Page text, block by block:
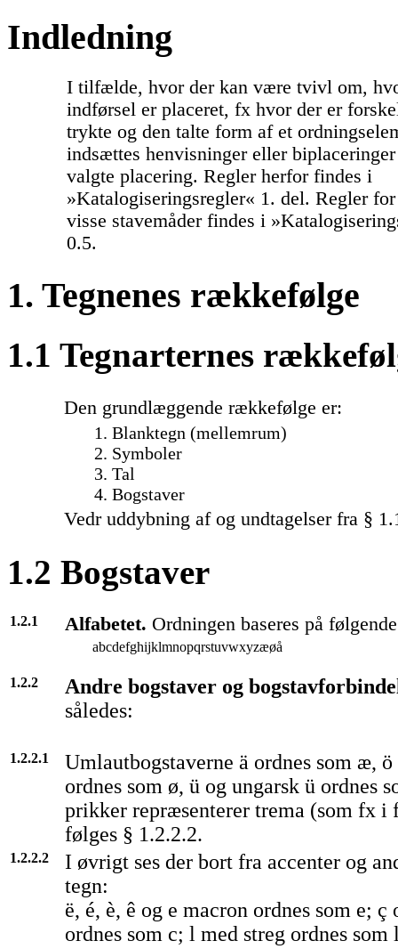
Indledning
I tilfælde, hvor der kan være tvivl om,
indførsel er placeret, fx hvor der er
trykte og den talte form af et
indsættes henvisninger eller
valgte placering. Regler herfor findes i
»Katalogiseringsregler« 1. del. Regler
visse stavemåder findes i
0.5.
1. Tegnenes rækkefølge
1.1 Tegnarternes
Den grundlæggende rækkefølge er:
1. Blanktegn (mellemrum)
2. Symboler
3. Tal
4. Bogstaver
Vedr uddybning af og undtagelser fra §
1.2 Bogstaver
1.2.1 Alfabetet. Ordningen baseres på
abcdefghijklmnopqrstuvwxyzæøå
1.2.2
Andre bogstaver og
således:
1.2.2.1
Umlautbogstaverne ä ordnes som æ,
ordnes som ø, ü og ungarsk ü ordnes
prikker repræsenterer trema (som fx i
følges § 1.2.2.2.
1.2.2.2
I øvrigt ses der bort fra accenter og
tegn:
ë, é, è, ê og e macron ordnes som e; ç
ordnes som c; l med streg ordnes som